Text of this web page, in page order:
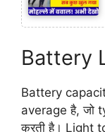
Battery
Battery
average है, जो
करती है। Light